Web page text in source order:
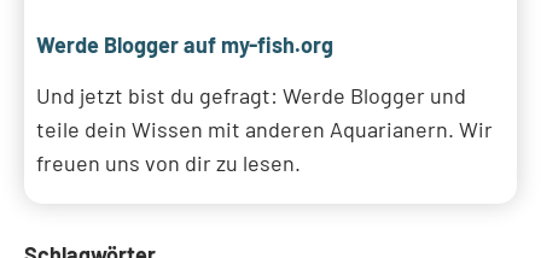
Werde Blogger auf my-fish.org
Und jetzt bist du gefragt: Werde Blogger und
teile dein Wissen mit anderen Aquarianern. Wir
freuen uns von dir zu lesen.